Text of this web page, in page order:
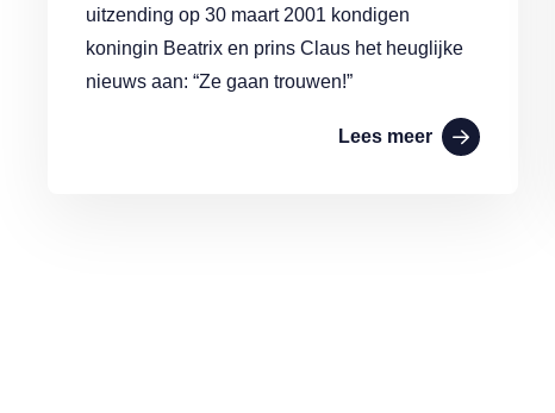
uitzending op 30 maart 2001 kondigen
koningin Beatrix en prins Claus het heuglijke
nieuws aan: “Ze gaan trouwen!”
Lees meer